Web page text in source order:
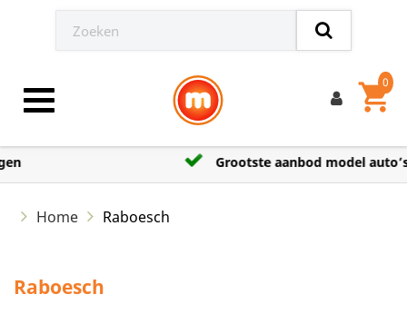
Toggle navigation shopping_cart
0
Grootste aanbod model auto’s
Home Raboesch
Raboesch